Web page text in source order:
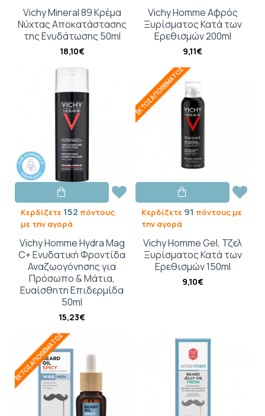
Vichy Mineral 89 Κρέμα
Νύχτας Αποκατάστασης
της Ενυδάτωσης 50ml
18,10€
Vichy Homme Αφρός
Ξυρίσματος Κατά των
Ερεθισμών 200ml
9,11€
Κερδίζετε 152 πόντους
με την αγορά
Vichy Homme Hydra Mag
C+ Ενυδατική Φροντίδα
Αναζωογόνησης για
Πρόσωπο & Μάτια,
Ευαίσθητη Επιδερμίδα
50ml
15,23€
ΕΚΤΌΣ ΑΠΟΘΈΜΑΤΟΣ
Κερδίζετε 91 πόντους με
την αγορά
Vichy Homme Gel, Τζελ
Ξυρίσματος Κατά των
Ερεθισμών 150ml
9,10€
ΕΚΤΌΣ ΑΠΟΘΈΜΑΤΟΣ